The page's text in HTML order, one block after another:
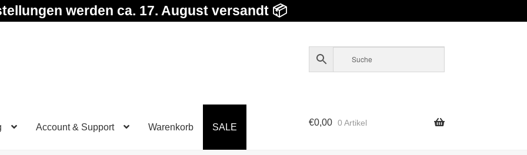
werden ca. 17. August versandt 📦
Account & Support Warenkorb SALE €0,00 0 Artikel